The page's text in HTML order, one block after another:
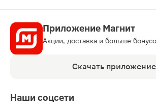
Приложение Магнит
Акции, доставка и больше
Скачать приложение
Наши соцсети